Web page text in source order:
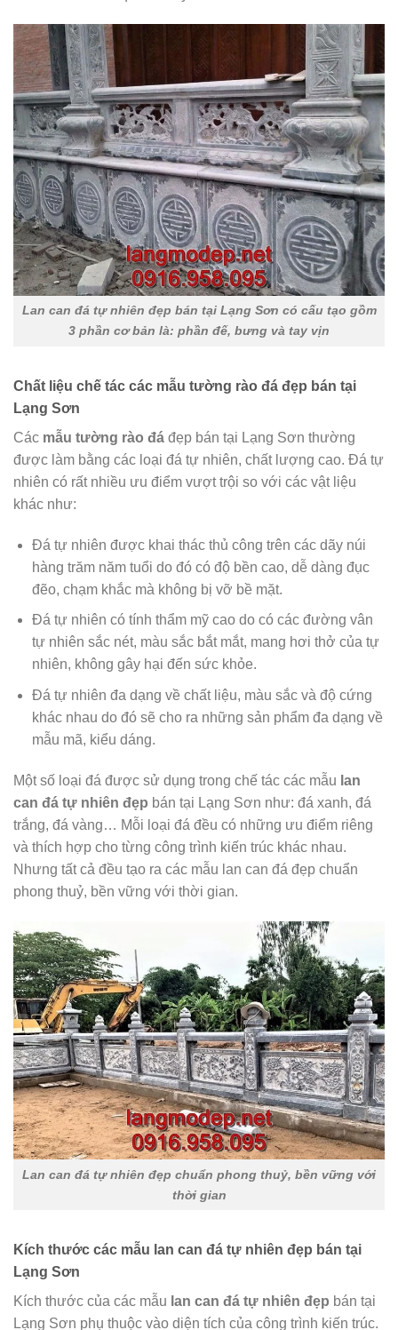
Lan can đá tự nhiên đẹp bán tại Lạng Sơn có cấu tạo gồm
3 phần cơ bản là: phần đế, bưng và tay vịn
Chất liệu chế tác các mẫu tường rào đá đẹp bán tại
Lạng Sơn
Các mẫu tường rào đá đẹp bán tại Lạng Sơn thường
được làm bằng các loại đá tự nhiên, chất lượng cao. Đá tự
nhiên có rất nhiều ưu điểm vượt trội so với các vật liệu
khác như:
Đá tự nhiên được khai thác thủ công trên các dãy núi
hàng trăm năm tuổi do đó có độ bền cao, dễ dàng đục
đẽo, chạm khắc mà không bị vỡ bề mặt.
Đá tự nhiên có tính thẩm mỹ cao do có các đường vân
tự nhiên sắc nét, màu sắc bắt mắt, mang hơi thở của tự
nhiên, không gây hại đến sức khỏe.
Đá tự nhiên đa dạng về chất liệu, màu sắc và độ cứng
khác nhau do đó sẽ cho ra những sản phẩm đa dạng về
mẫu mã, kiểu dáng.
Một số loại đá được sử dụng trong chế tác các mẫu lan
can đá tự nhiên đẹp bán tại Lạng Sơn như: đá xanh, đá
trắng, đá vàng… Mỗi loại đá đều có những ưu điểm riêng
và thích hợp cho từng công trình kiến trúc khác nhau.
Nhưng tất cả đều tạo ra các mẫu lan can đá đẹp chuẩn
phong thuỷ, bền vững với thời gian.
Lan can đá tự nhiên đẹp chuẩn phong thuỷ, bền vững với
thời gian
Kích thước các mẫu lan can đá tự nhiên đẹp bán tại
Lạng Sơn
Kích thước của các mẫu lan can đá tự nhiên đẹp bán tại
Lạng Sơn phụ thuộc vào diện tích của công trình kiến trúc.